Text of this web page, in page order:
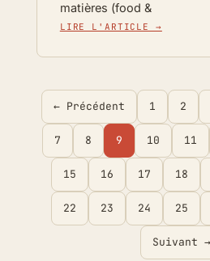
matières (food &
LIRE L'ARTICLE →
← Précédent 1 2
7 8 9 10 11
15 16 17 18
22 23 24 25
Suivant →